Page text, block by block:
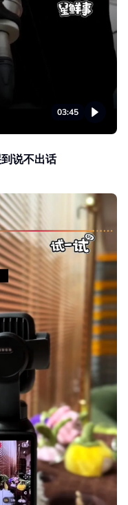
03:45
说不出话